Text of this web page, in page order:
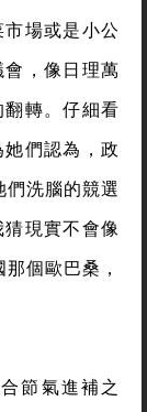
場或是小公
，像日理萬
轉。仔細看
們認為，政
洗腦的競選
現實不會像
個歐巴桑，
節氣進補之